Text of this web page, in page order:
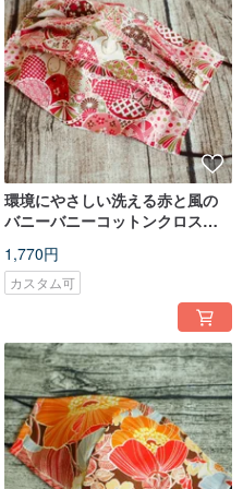
環境にやさしい洗える赤と風の
バニーバニーコットンクロスマ
または使い捨てマスクに入れる
ことができます
1,770円
カスタム可